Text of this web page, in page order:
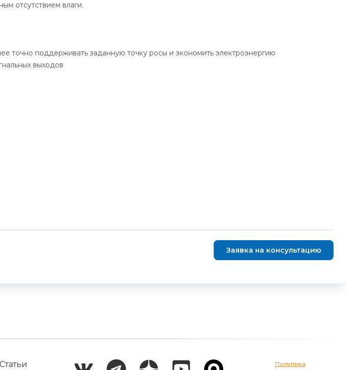
отсутствием влаги.
точно поддерживать заданную точку росы и экономить электроэнергию
выходов
Заявка на консультацию
Статьи
Политика